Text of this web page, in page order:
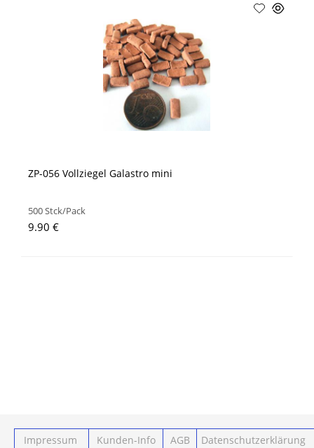
ZP-056 Vollziegel Galastro mini
500 Stck/Pack
9.90 €
Impressum Kunden-Info AGB Datenschutzerklärung